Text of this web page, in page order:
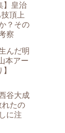
】皇治
頂上
？その
察
んだ明
本アー
谷大成
たの
に注